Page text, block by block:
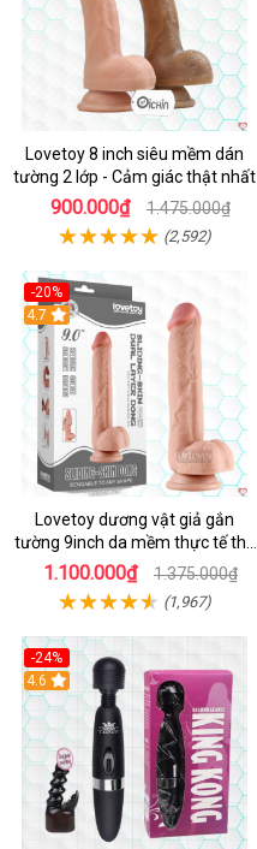
Lovetoy 8 inch siêu mềm dán
tường 2 lớp - Cảm giác thật nhất
900.000₫ 1.475.000₫
(2,592)
-20%
Hot
4.7
Lovetoy dương vật giả gắn
tường 9inch da mềm thực tế thú
vị
1.100.000₫ 1.375.000₫
(1,967)
-24%
4.6